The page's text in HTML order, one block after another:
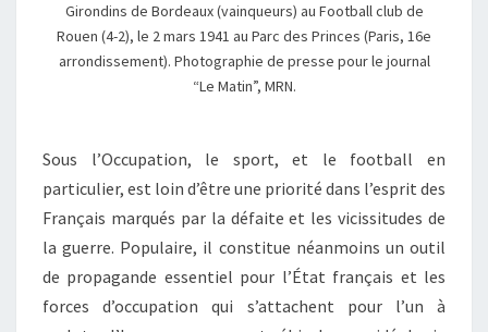
Girondins de Bordeaux (vainqueurs) au Football club de
Rouen (4-2), le 2 mars 1941 au Parc des Princes (Paris, 16e
arrondissement). Photographie de presse pour le journal
“Le Matin”, MRN.
Sous l’Occupation, le sport, et le football en
particulier, est loin d’être une priorité dans l’esprit des
Français marqués par la défaite et les vicissitudes de
la guerre. Populaire, il constitue néanmoins un outil
de propagande essentiel pour l’État français et les
forces d’occupation qui s’attachent pour l’un à